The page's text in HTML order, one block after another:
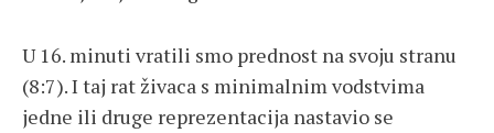
U 16. minuti vratili smo prednost na svoju stranu
(8:7). I taj rat živaca s minimalnim vodstvima
jedne ili druge reprezentacija nastavio se